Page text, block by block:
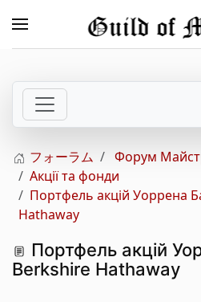
メインコンテンツへスキップ
フォーラム
Форум
Акції та фонди
Портфель акцій Уоррена
Hathaway
Портфель акцій
Berkshire Hathaway